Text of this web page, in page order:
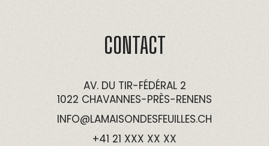
CONTACT
AV. DU TIR-FÉDÉRAL 2
1022 CHAVANNES-PRÈS-RENENS
INFO@LAMAISONDESFEUILLES.CH
+41 21 XXX XX XX